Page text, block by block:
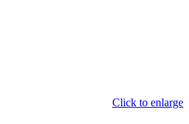
Click to enlarge